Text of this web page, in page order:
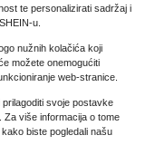
4.32€
te personalizirati sadržaj i
u.
nužnih kolačića koji
možete onemogućiti
web-stranice.
svoje postavke
Za više informacija o tome
biste pogledali našu